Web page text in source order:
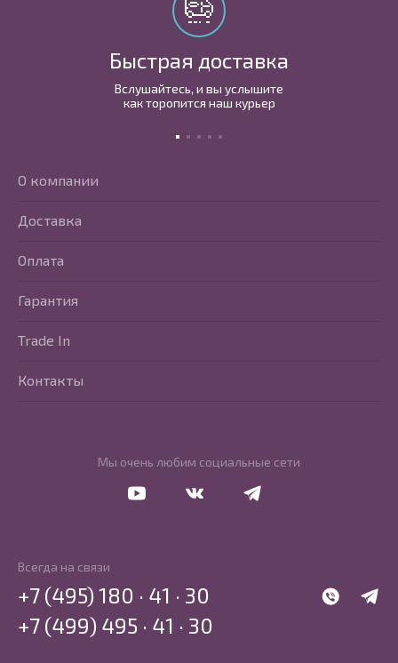
Быстрая доставка
Вслушайтесь, и вы услышите
как торопится наш курьер
Мы очень любим социальные сети
О компании
Доставка
Оплата
Гарантия
Trade In
Контакты
Всегда на связи
WhatsApp
+7 (495) 180 · 41 · 30
+7 (499) 495 · 41 · 30